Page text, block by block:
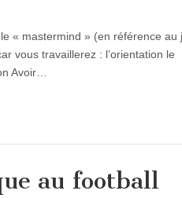
« mastermind » (en référence au
vous travaillerez : l’orientation le
Avoir…
au football